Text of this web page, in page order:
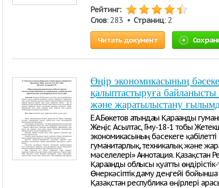
Рейтинг:
Слов: 283 • Страниц: 2
Читать документ
Өңір экономикасының
қалыптастыруға
және жаратылыстану
Е.А.Бөкетов атындағы Қарағанды
Жеңіс Асылтас, Гму-18-1 тобы
экономикасының бәсекеге
гуманитарлық, техникалық және
мәселелері» Аннотация. Қазақстан
Қарағанды облысы қуатты
Өнеркәсіптік даму деңгейі
Қазақстан республика өңірлері